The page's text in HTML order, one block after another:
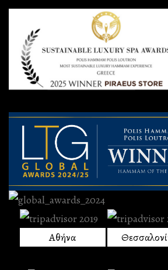
Αθήνα